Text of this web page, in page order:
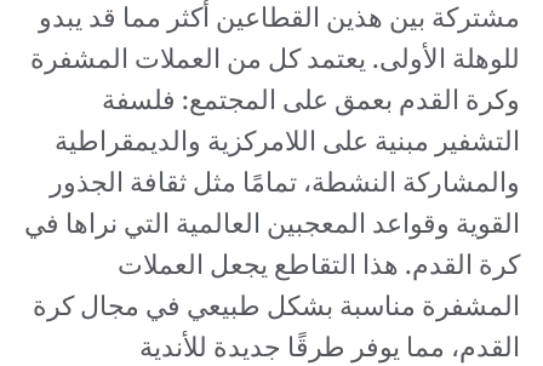
مشتركة بين هذين القطاعين أكثر مما قد يبدو
للوهلة الأولى. يعتمد كل من العملات المشفرة
وكرة القدم بعمق على المجتمع: فلسفة
التشفير مبنية على اللامركزية والديمقراطية
والمشاركة النشطة، تمامًا مثل ثقافة الجذور
القوية وقواعد المعجبين العالمية التي نراها في
كرة القدم. هذا التقاطع يجعل العملات
المشفرة مناسبة بشكل طبيعي في مجال كرة
القدم، مما يوفر طرقًا جديدة للأندية